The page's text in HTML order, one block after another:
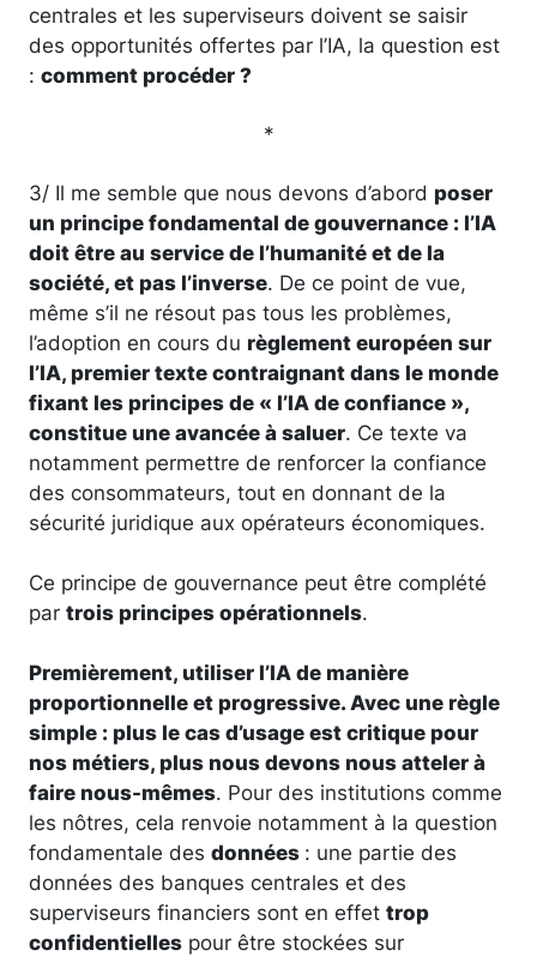
centrales et les superviseurs doivent se saisir
des opportunités offertes par l’IA, la question est
: comment procéder ?
*
3/ Il me semble que nous devons d’abord poser
un principe fondamental de gouvernance : l’IA
doit être au service de l’humanité et de la
société, et pas l’inverse. De ce point de vue,
même s’il ne résout pas tous les problèmes,
l’adoption en cours du règlement européen sur
l’IA, premier texte contraignant dans le monde
fixant les principes de « l’IA de confiance »,
constitue une avancée à saluer. Ce texte va
notamment permettre de renforcer la confiance
des consommateurs, tout en donnant de la
sécurité juridique aux opérateurs économiques.
Ce principe de gouvernance peut être complété
par trois principes opérationnels.
Premièrement, utiliser l’IA de manière
proportionnelle et progressive. Avec une règle
simple : plus le cas d’usage est critique pour
nos métiers, plus nous devons nous atteler à
faire nous-mêmes. Pour des institutions comme
les nôtres, cela renvoie notamment à la question
fondamentale des données : une partie des
données des banques centrales et des
superviseurs financiers sont en effet trop
confidentielles pour être stockées sur